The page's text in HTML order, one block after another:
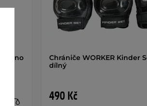
Chrániče WORKER Kinder
dílný
490 Kč